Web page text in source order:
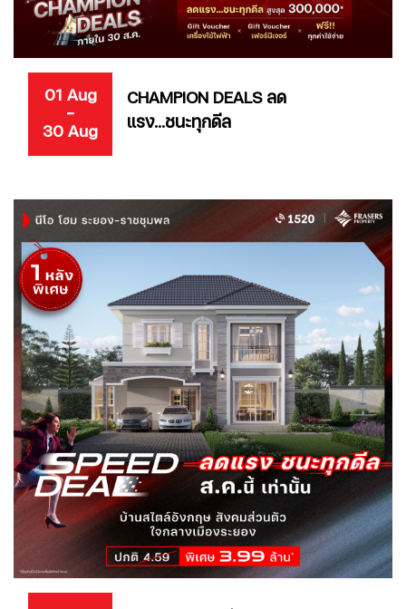
01 Aug
-
30 Aug
CHAMPION DEALS ลด
แรง...ชนะทุกดีล